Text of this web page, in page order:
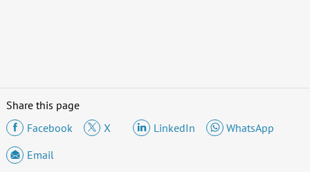
Share this page
Facebook
X LinkedIn
WhatsApp
Email